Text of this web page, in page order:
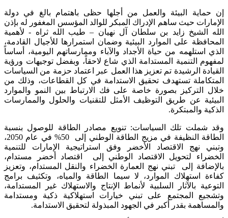
إن حماية البيئة والعمل من أجلها حظى باهتمام بالغ في دولة
الإمارات حيث ساهم الإدراك المبكر للوالد المؤسس المغفور له بإذن
الله الشيخ زايد بن سلطان آل نهيان – طيب الله ثراه - لأهمية
المحافظة على الموارد البيئية وضمان استمرارها للأجيال القادمة،
الذي استلهمه من حياة الأجداد والآباء وممارساتهم اليومية، أساساً
لمفهوم التنمية المستدامة الذي شاع لاحقاً، وبفضل توجيهات ورؤية
القيادة الرشيدة تم تعزيز هذا العمل عبر اعتماد حزمة من السياسات
المتكاملة تستهدف تحقيق الاستدامة في كل القطاعات، وذلك من
خلال التركيز بصورة خاصة على فك الارتباط بين النمو والموارد
البيئية عن طريق التوظيف الأمثل للتقنيات والحلول والممارسات
الذكية والمبتكرة.
وقد شملت تلك السياسات: تنويع مصادر الطاقة للوصول بنسبة
الطاقة النظيفة في مزيج الطاقة الوطني إلى 50% في عام 2050،
وتبني نهج الاقتصاد الأخضر وفق استراتيجية الإمارات للتنمية
الخضراء لتحويل الاقتصاد الوطني إلى اقتصاد أخضر مستدام،
بالإضافة إلى تبني نهج العمارة الخضراء والنقل المستدام، وتعزيز
كفاءة استهلاك الموارد، لا سيما الطاقة والمياه، وتكثيف برامج
التوعية بالآثار السلبية لأنماط الإنتاج والاستهلاك غير المستدامة،
وتشجيع المجتمع على تبني خيارات استهلاكية ذكية ومستدامة
والمساهمة بقدر أكبر في الجهود المبذولة لتحقيق الاستدامة.